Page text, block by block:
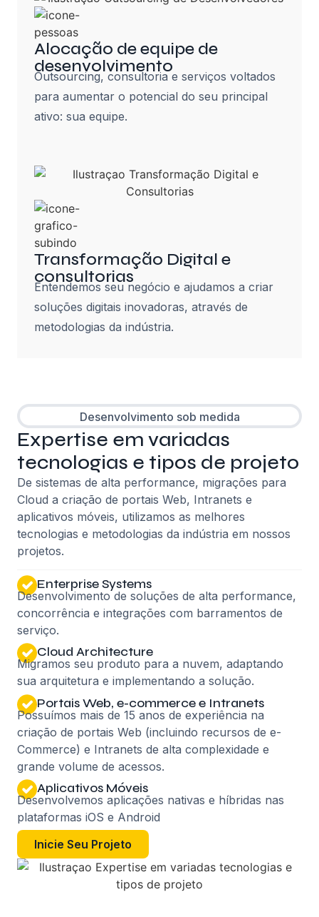
Alocação de equipe de
desenvolvimento
Outsourcing, consultoria e serviços voltados
para aumentar o potencial do seu principal
ativo: sua equipe.
Transformação Digital e
consultorias
Entendemos seu negócio e ajudamos a criar
soluções digitais inovadoras, através de
metodologias da indústria.
Desenvolvimento sob medida
Expertise em variadas
tecnologias e tipos de projeto
De sistemas de alta performance, migrações para
Cloud a criação de portais Web, Intranets e
aplicativos móveis, utilizamos as melhores
tecnologias e metodologias da indústria em nossos
projetos.
Enterprise Systems
Desenvolvimento de soluções de alta performance,
concorrência e integrações com barramentos de
serviço.
Cloud Architecture
Migramos seu produto para a nuvem, adaptando
sua arquitetura e implementando a solução.
Portais Web, e-commerce e Intranets
Possuímos mais de 15 anos de experiência na
criação de portais Web (incluindo recursos de e-
Commerce) e Intranets de alta complexidade e
grande volume de acessos.
Aplicativos Móveis
Desenvolvemos aplicações nativas e híbridas nas
plataformas iOS e Android
Inicie Seu Projeto